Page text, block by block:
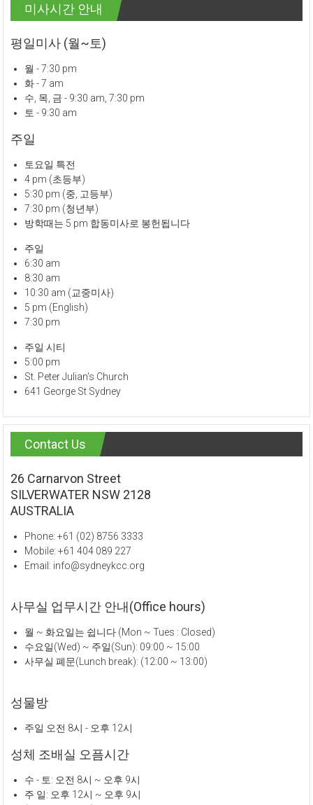
미사시간 안내
평일미사 (월~토)
월 - 7:30 pm
화 - 7 am
수, 목, 금 - 9:30 am, 7:30 pm
토 - 9:30 am
주일
토요일 특전
4 pm (초등부)
5:30 pm (중, 고등부)
7:30 pm (청년부)
방학때는 5 pm 합동미사로 봉헌됩니다
주일
6:30 am
8:30 am
10:30 am (교중미사)
5 pm (English)
7:30 pm
주일 시티
5:00 pm
St. Peter Julian's Church
641 George St Sydney
Contact Us
26 Carnarvon Street
SILVERWATER NSW 2128
AUSTRALIA
Phone: +61 (02) 8756 3333
Mobile: +61 404 089 227
Email: info@sydneykcc.org
사무실 업무시간 안내(Office hours)
월 ~ 화요일는 쉽니다 (Mon ~ Tues : Closed)
수요일(Wed) ~ 주일(Sun): 09:00 ~ 15:00
사무실 폐문(Lunch break): (12:00 ~ 13:00)
성물방
주일 오전 8시 - 오후 12시
성체 조배실 오픔시간
수 - 토: 오전 8시 ~ 오후 9시
주 일: 오후 12시 ~ 오후 9시